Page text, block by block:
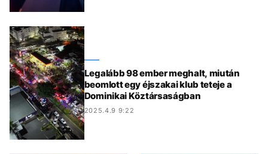
Legalább 98 ember meghalt, miután
beomlott egy éjszakai klub teteje a
Dominikai Köztársaságban
2025.4.9 9:22